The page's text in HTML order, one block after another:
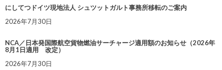
にしてつドイツ現地法人 シュツットガルト事務所移転のご案内
2026年7月30日
NCA／日本発国際航空貨物燃油サーチャージ適用額のお知らせ（2026年
8月1日適用 改定）
2026年7月30日